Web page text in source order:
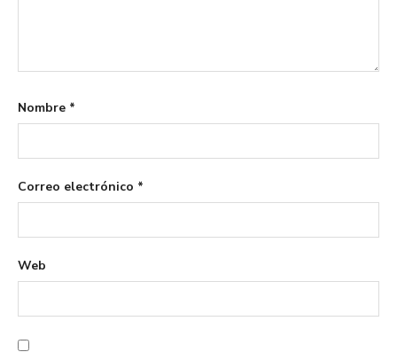
Nombre *
Correo electrónico *
Web